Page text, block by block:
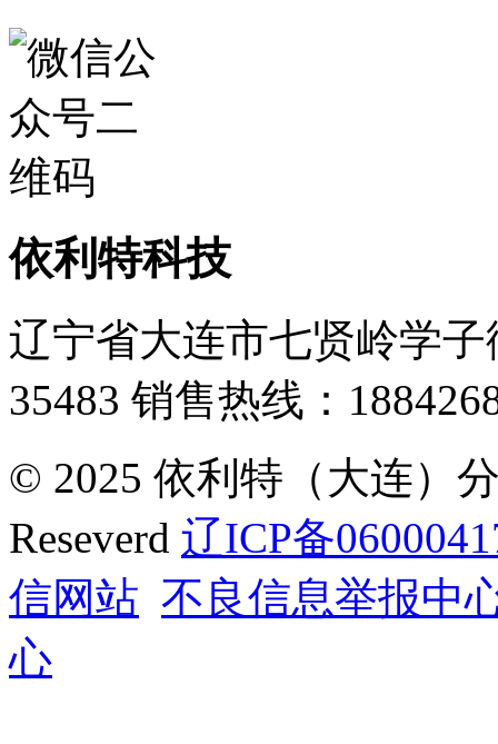
依利特科技
辽宁省大连市七贤岭学子
35483 销售热线：
© 2025 依利特（大连）
Reseverd 辽ICP备
信网站 不良信息举报中
心